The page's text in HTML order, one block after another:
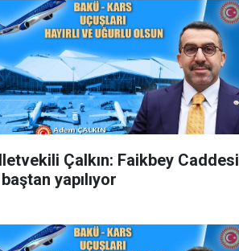
Çalkın: Faikbey Caddesi
yapılıyor